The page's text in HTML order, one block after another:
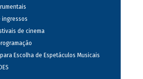
ingressos
de cinema
Escolha de Espetáculos Musicais